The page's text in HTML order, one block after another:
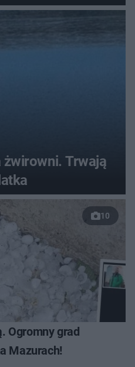
żwirowni. Trwają
10
Ogromny grad
Mazurach!